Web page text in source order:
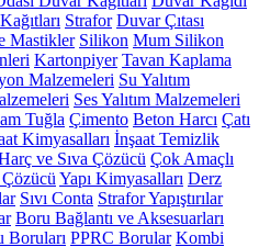
Strafor Duvar Çıtası
Mastikler Silikon Mum Silikon
Kartonpiyer Tavan Kaplama
Malzemeleri Su Yalıtım
Ses Yalıtım Malzemeleri
Tuğla Çimento Beton Harcı Çatı
Kimyasalları İnşaat Temizlik
ve Sıva Çözücü Çok Amaçlı
Çözücü Yapı Kimyasalları Derz
Sıvı Conta Strafor Yapıştırılar
Boru Bağlantı ve Aksesuarları
Boruları PPRC Borular Kombi